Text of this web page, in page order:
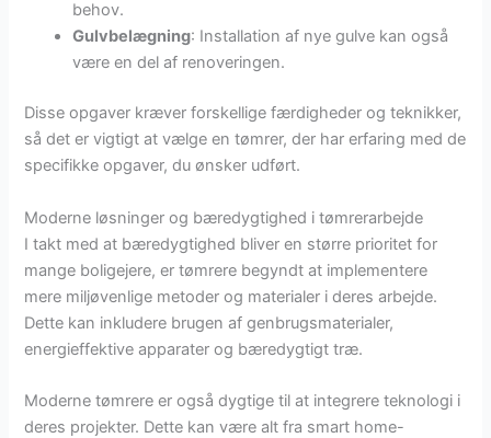
behov.
Gulvbelægning: Installation af nye gulve kan også
være en del af renoveringen.
Disse opgaver kræver forskellige færdigheder og teknikker,
så det er vigtigt at vælge en tømrer, der har erfaring med de
specifikke opgaver, du ønsker udført.
Moderne løsninger og bæredygtighed i tømrerarbejde
I takt med at bæredygtighed bliver en større prioritet for
mange boligejere, er tømrere begyndt at implementere
mere miljøvenlige metoder og materialer i deres arbejde.
Dette kan inkludere brugen af genbrugsmaterialer,
energieffektive apparater og bæredygtigt træ.
Moderne tømrere er også dygtige til at integrere teknologi i
deres projekter. Dette kan være alt fra smart home-